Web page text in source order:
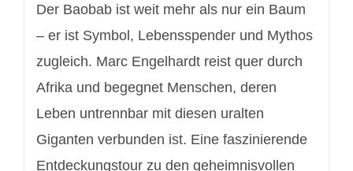
Der Baobab ist weit mehr als nur ein Baum
– er ist Symbol, Lebensspender und Mythos
zugleich. Marc Engelhardt reist quer durch
Afrika und begegnet Menschen, deren
Leben untrennbar mit diesen uralten
Giganten verbunden ist. Eine faszinierende
Entdeckungstour zu den geheimnisvollen